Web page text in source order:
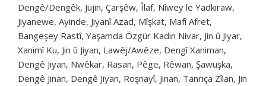
Dengê/Dengêk, Jujin, Çarşêw, Îlaf, Nîwey le Yadkiraw,
Jiyanewe, Ayinde, Jiyanî Azad, Mîşkat, Mafî Afret,
Bangeşey Rastî, Yaşamda Özgür Kadın Nivar, Jin û Jiyar,
Xanimî Ku, Jin û Jiyan, Lawêj/Awêze, Dengî Xaniman,
Dengê Jiyan, Nwêkar, Rasan, Pêge, Rêwan, Şawuşka,
Dengê Jinan, Dengê Jiyan, Roşnayî, Jinan, Tanrıça Zîlan, Jin